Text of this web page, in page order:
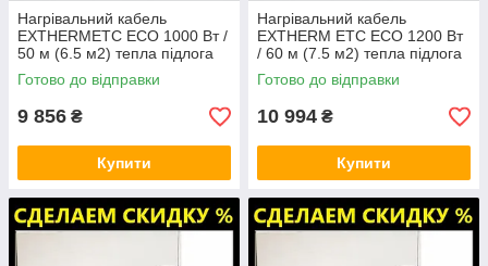
Нагрівальний кабель
EXTHERMЕТС ЕСО 1000 Вт /
50 м (6.5 м2) тепла підлога
електрична Екстерм, Екстерм
Готово до відправки
9 856 ₴
Купити
Нагрівальний кабель
EXTHERM ЕТС ЕСО 1200 Вт
/ 60 м (7.5 м2) тепла підлога
електрична Екстерм, Екстерм
Готово до відправки
10 994 ₴
Купити